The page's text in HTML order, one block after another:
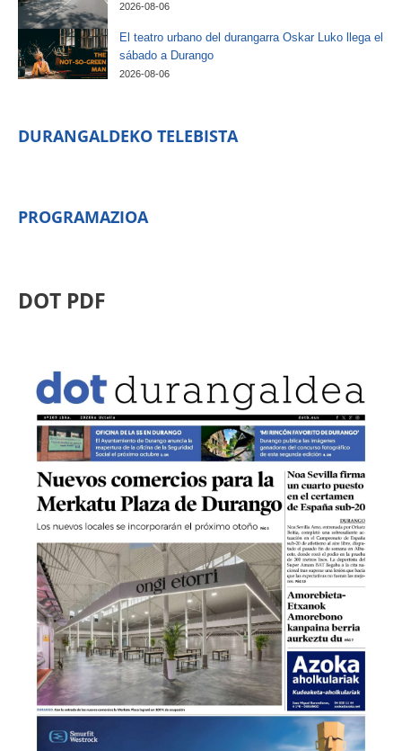
2026-08-06
El teatro urbano del durangarra Oskar Luko llega el
sábado a Durango
2026-08-06
DURANGALDEKO TELEBISTA
PROGRAMAZIOA
DOT PDF